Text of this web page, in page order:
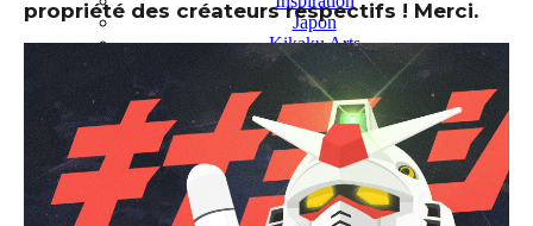
Japon
Kikaku Arts
Langues
Lifestyle
Motion Design
Outils
Photo
Pop Culture
Projets
Ressources
propriété des créateurs respectifs ! Merci.